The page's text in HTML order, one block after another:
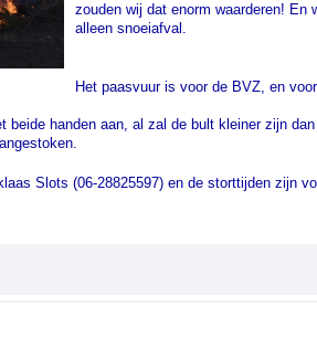
zouden wij dat enorm waarderen! En
alleen snoeiafval.
Het paasvuur is voor de BVZ, en
beide handen aan, al zal de bult kleiner zijn
Slots (06-28825597) en de storttijden zijn